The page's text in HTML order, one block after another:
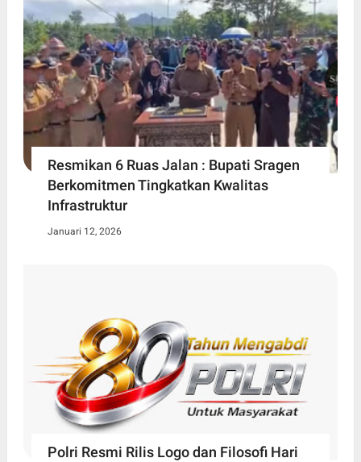
Resmikan 6 Ruas Jalan : Bupati Sragen
Berkomitmen Tingkatkan Kwalitas
Infrastruktur
Januari 12, 2026
Polri Resmi Rilis Logo dan Filosofi Hari